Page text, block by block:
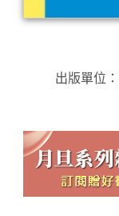
出版單位：